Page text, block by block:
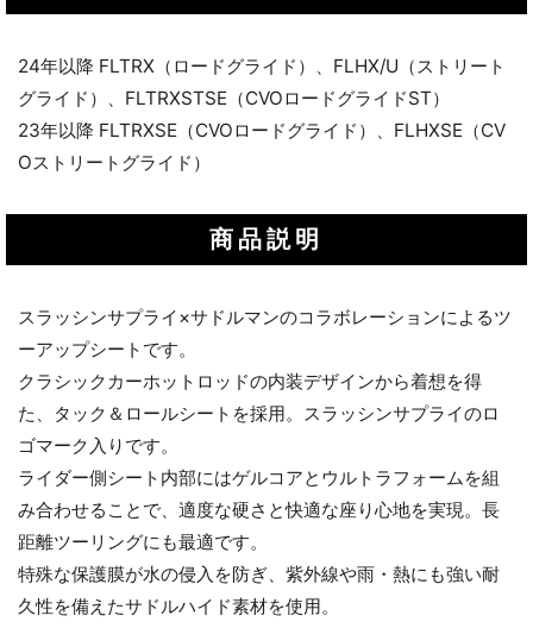
24年以降 FLTRX（ロードグライド）、FLHX/U（ストリート
グライド）、FLTRXSTSE（CVOロードグライドST）
23年以降 FLTRXSE（CVOロードグライド）、FLHXSE（CV
Oストリートグライド）
商品説明
スラッシンサプライ×サドルマンのコラボレーションによるツ
ーアップシートです。
クラシックカーホットロッドの内装デザインから着想を得
た、タック＆ロールシートを採用。スラッシンサプライのロ
ゴマーク入りです。
ライダー側シート内部にはゲルコアとウルトラフォームを組
み合わせることで、適度な硬さと快適な座り心地を実現。長
距離ツーリングにも最適です。
特殊な保護膜が水の侵入を防ぎ、紫外線や雨・熱にも強い耐
久性を備えたサドルハイド素材を使用。